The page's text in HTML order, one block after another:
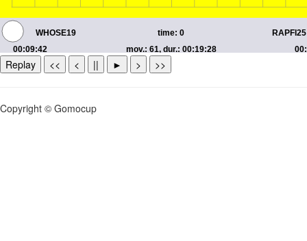
Replay << < || ► > >>
Copyright © Gomocup